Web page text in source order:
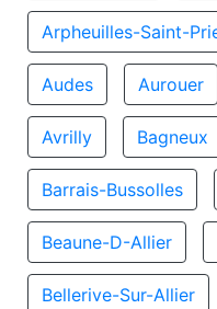
Arpheuilles-Saint-
Audes Aurouer
Avrilly Bagneux
Barrais-Bussolles
Beaune-D-Allier
Bellerive-Sur-Allier